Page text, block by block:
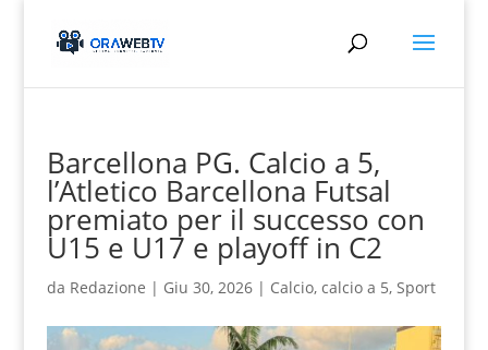
Barcellona PG. Calcio a 5,
l’Atletico Barcellona Futsal
premiato per il successo con
U15 e U17 e playoff in C2
da Redazione | Giu 30, 2026| Calcio, calcio a 5, Sport